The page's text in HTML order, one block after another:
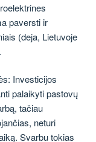
paversti ir
(deja, Lietuvoje
Investicijos
palaikyti pastovų
tačiau
neturi
Svarbu tokias